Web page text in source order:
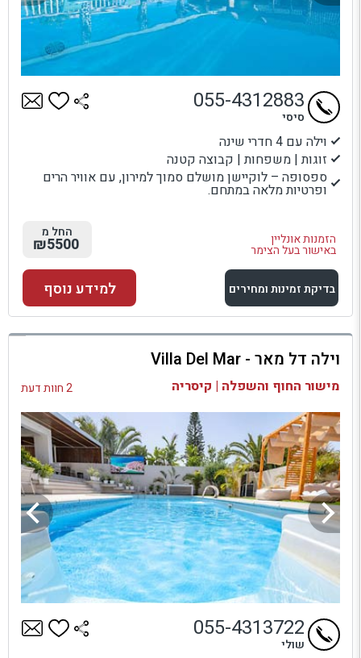
וילה עם 4 חדרי שינה
זוגות | משפחות | קבוצה קטנה
ספסופה – לוקיישן מושלם סמוך למירון, עם אוויר הרים
ופרטיות מלאה במתחם.
הזמנות אונליין
באישור בעל הצימר
055-4312883
סיסי
החל מ
₪5500
בדיקת זמינות ומחירים
למתחם זה
בדיקת זמינות ומחירים
למידע נוסף
וילה דל מאר - Villa Del Mar
מישור החוף והשפלה | קיסריה 2 חוות דעת
055-4313722
שולי